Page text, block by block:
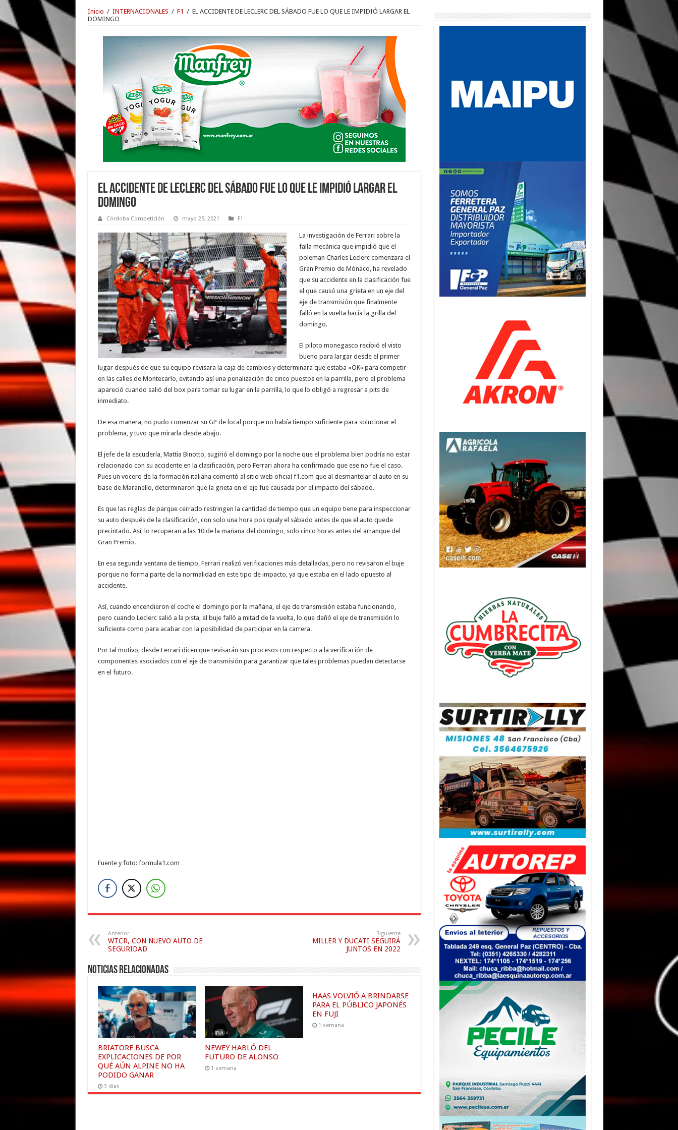
Inicio / INTERNACIONALES / F1 / EL ACCIDENTE DE LECLERC DEL SÁBADO FUE LO QUE LE IMPIDIÓ LARGAR EL
DOMINGO
EL ACCIDENTE DE LECLERC DEL SÁBADO FUE LO QUE LE IMPIDIÓ LARGAR EL
DOMINGO
Córdoba Competición mayo 25, 2021 F1
La investigación de Ferrari sobre la
falla mecánica que impidió que el
poleman Charles Leclerc comenzara el
Gran Premio de Mónaco, ha revelado
que su accidente en la clasificación fue
el que causó una grieta en un eje del
eje de transmisión que finalmente
falló en la vuelta hacia la grilla del
domingo.
El piloto monegasco recibió el visto
bueno para largar desde el primer
lugar después de que su equipo revisara la caja de cambios y determinara que estaba «OK» para competir
en las calles de Montecarlo, evitando así una penalización de cinco puestos en la parrilla, pero el problema
apareció cuando salió del box para tomar su lugar en la parrilla, lo que lo obligó a regresar a pits de
inmediato.
De esa manera, no pudo comenzar su GP de local porque no había tiempo suficiente para solucionar el
problema, y ​​tuvo que mirarla desde abajo.
El jefe de la escudería, Mattia Binotto, sugirió el domingo por la noche que el problema bien podría no estar
relacionado con su accidente en la clasificación, pero Ferrari ahora ha confirmado que ese no fue el caso.
Pues un vocero de la formación italiana comentó al sitio web oficial f1.com que al desmantelar el auto en su
base de Maranello, determinaron que la grieta en el eje fue causada por el impacto del sábado.
Es que las reglas de parque cerrado restringen la cantidad de tiempo que un equipo tiene para inspeccionar
su auto después de la clasificación, con solo una hora pos qualy el sábado antes de que el auto quede
precintado. Así, lo recuperan a las 10 de la mañana del domingo, solo cinco horas antes del arranque del
Gran Premio.
En esa segunda ventana de tiempo, Ferrari realizó verificaciones más detalladas, pero no revisaron el buje
porque no forma parte de la normalidad en este tipo de impacto, ya que estaba en el lado opuesto al
accidente.
Así, cuando encendieron el coche el domingo por la mañana, el eje de transmisión estaba funcionando,
pero cuando Leclerc salió a la pista, el buje falló a mitad de la vuelta, lo que dañó el eje de transmisión lo
suficiente como para acabar con la posibilidad de participar en la carrera.
Por tal motivo, desde Ferrari dicen que revisarán sus procesos con respecto a la verificación de
componentes asociados con el eje de transmisión para garantizar que tales problemas puedan detectarse
en el futuro.
Fuente y foto: formula1.com
Anterior
WTCR, CON NUEVO AUTO DE
SEGURIDAD
Siguiente
MILLER Y DUCATI SEGUIRÁ
JUNTOS EN 2022
Noticias relacionadas
BRIATORE BUSCA
EXPLICACIONES DE POR
QUÉ AÚN ALPINE NO HA
PODIDO GANAR
3 días
NEWEY HABLÓ DEL
FUTURO DE ALONSO
1 semana
HAAS VOLVIÓ A BRINDARSE
PARA EL PÚBLICO JAPONÉS
EN FUJI
1 semana